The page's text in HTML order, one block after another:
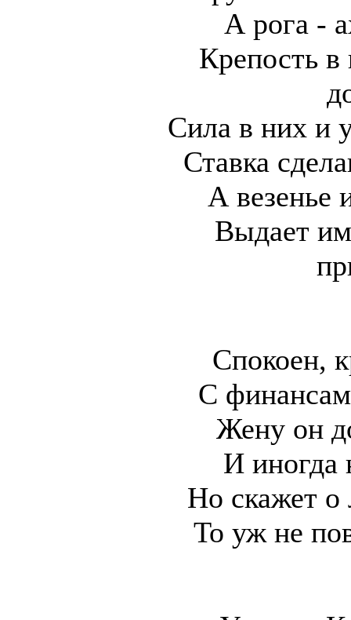
А рога -
Крепость в
Сила в них и
Ставка
А везенье
Выдает
Спокоен,
С
Жену он
И иногда
Но скажет
То уж не